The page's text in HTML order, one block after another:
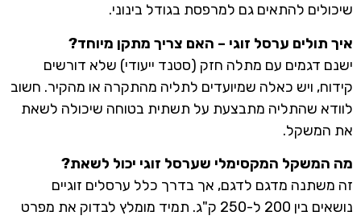
שיכולים להתאים גם למרפסת בגודל בינוני.
איך תולים ערסל זוגי – האם צריך מתקן מיוחד?
ישנם דגמים עם מתלה חזק (סטנד ייעודי) שלא דורשים
קידוח, ויש כאלה שמיועדים לתליה מהתקרה או מהקיר. חשוב
לוודא שהתליה מתבצעת על תשתית בטוחה שיכולה לשאת
את המשקל.
מה המשקל המקסימלי שערסל זוגי יכול לשאת?
זה משתנה מדגם לדגם, אך בדרך כלל ערסלים זוגיים
נושאים בין 200 ל-250 ק"ג. תמיד מומלץ לבדוק את מפרט